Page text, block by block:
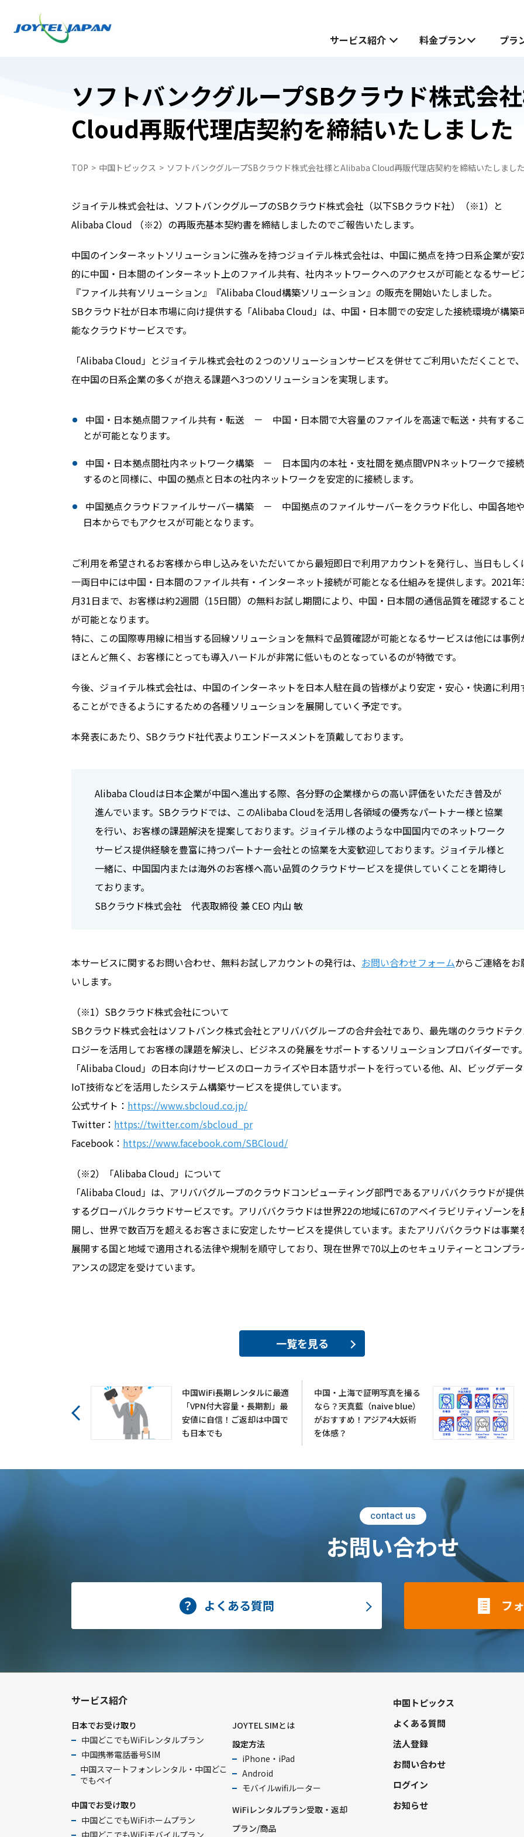
サービス紹介
サービス紹介
日本でお受け取り
WiFiレンタルプラン受取・返却
中国スマートフォンレンタル・中国どこでも
申込フォーム
中国でお受け取り
無料お試し申し込みフォーム
中国どこでもWiFiモバイルプラン
JOYTEL SIMとは
料金プラン
日本でお受け取り
中国携帯電話番号SIM
ペイ
自動見積フォーム
中国でお受け取り
中国どこでもWiFiモバイルプラン
プラ
ソフトバンクグループSBクラウド株式会
Cloud再販代理店契約を締結いたしました
TOP 中国トピックス ソフトバンクグループSBクラウド株式会社様とAlibaba Cloud再販代理店契約を締結いたしました
ジョイテル株式会社は、ソフトバンクグループのSBクラウド株式会社（以下SBクラウド社）（※1）と
Alibaba Cloud （※2）の再販売基本契約書を締結しましたのでご報告いたします。
中国のインターネットソリューションに強みを持つジョイテル株式会社は、中国に拠点を持つ日系企業が安
的に中国・日本間のインターネット上のファイル共有、社内ネットワークへのアクセスが可能となるサービ
『ファイル共有ソリューション』『Alibaba Cloud構築ソリューション』の販売を開始いたしました。
SBクラウド社が日本市場に向け提供する「Alibaba Cloud」は、中国・日本間での安定した接続環境が構築
能なクラウドサービスです。
「Alibaba Cloud」とジョイテル株式会社の２つのソリューションサービスを併せてご利用いただくことで、
在中国の日系企業の多くが抱える課題へ3つのソリューションを実現します。
中国・日本拠点間ファイル共有・転送 － 中国・日本間で大容量のファイルを高速で転送・共有するこ
とが可能となります。
中国・日本拠点間社内ネットワーク構築 － 日本国内の本社・支社間を拠点間VPNネットワークで接続
するのと同様に、中国の拠点と日本の社内ネットワークを安定的に接続します。
中国拠点クラウドファイルサーバー構築 － 中国拠点のファイルサーバーをクラウド化し、中国各地や
日本からでもアクセスが可能となります。
ご利用を希望されるお客様から申し込みをいただいてから最短即日で利用アカウントを発行し、当日もしく
一両日中には中国・日本間のファイル共有・インターネット接続が可能となる仕組みを提供します。2021年
月31日まで、お客様は約2週間（15日間）の無料お試し期間により、中国・日本間の通信品質を確認するこ
が可能となります。
特に、この国際専用線に相当する回線ソリューションを無料で品質確認が可能となるサービスは他には事例
ほとんど無く、お客様にとっても導入ハードルが非常に低いものとなっているのが特徴です。
今後、ジョイテル株式会社は、中国のインターネットを日本人駐在員の皆様がより安定・安心・快適に利用
ることができるようにするための各種ソリューションを展開していく予定です。
本発表にあたり、SBクラウド社代表よりエンドースメントを頂戴しております。
Alibaba Cloudは日本企業が中国へ進出する際、各分野の企業様からの高い評価をいただき普及が
進んでいます。SBクラウドでは、このAlibaba Cloudを活用し各領域の優秀なパートナー様と協業
を行い、お客様の課題解決を提案しております。ジョイテル様のような中国国内でのネットワーク
サービス提供経験を豊富に持つパートナー会社との協業を大変歓迎しております。ジョイテル様と
一緒に、中国国内または海外のお客様へ高い品質のクラウドサービスを提供していくことを期待し
ております。
SBクラウド株式会社 代表取締役 兼 CEO 内山 敏
本サービスに関するお問い合わせ、無料お試しアカウントの発行は、 お問い合わせフォームからご連絡をお
いします。
（※1）SBクラウド株式会社について
SBクラウド株式会社はソフトバンク株式会社とアリババグループの合弁会社であり、最先端のクラウドテク
ロジーを活用してお客様の課題を解決し、ビジネスの発展をサポートするソリューションプロバイダーです。
「Alibaba Cloud」の日本向けサービスのローカライズや日本語サポートを行っている他、AI、ビッグデータ
IoT技術などを活用したシステム構築サービスを提供しています。
公式サイト： https://www.sbcloud.co.jp/
Twitter： https://twitter.com/sbcloud_pr
Facebook： https://www.facebook.com/SBCloud/
（※2）「Alibaba Cloud」について
「Alibaba Cloud」は、アリババグループのクラウドコンピューティング部門であるアリババクラウドが提供
するグローバルクラウドサービスです。アリババクラウドは世界22の地域に67のアベイラビリティゾーンを
開し、世界で数百万を超えるお客さまに安定したサービスを提供しています。またアリババクラウドは事業
展開する国と地域で適用される法律や規制を順守しており、現在世界で70以上のセキュリティーとコンプラ
アンスの認定を受けています。
一覧を見る
中国WiFi長期レンタルに最適
「VPN付大容量・長期割」最
安値に自信！ご返却は中国で
も日本でも
中国・上海で証明写真を撮る
なら？天真藍（naive blue）
がおすすめ！アジア4大妖術
を体感？
contact us
お問い合わせ
よくある質問 フ
サービス紹介
日本でお受け取り
中国どこでもWiFiレンタルプラン
中国携帯電話番号SIM
中国スマートフォンレンタル・中国どこ
でもペイ
中国でお受け取り
中国どこでもWiFiホームプラン
JOYTEL SIMとは
設定方法
iPhone・iPad
Android
モバイルwifiルーター
WiFiレンタルプラン受取・返却
プラン/商品
中国トピックス
よくある質問
法人登録
お問い合わせ
ログイン
お知らせ